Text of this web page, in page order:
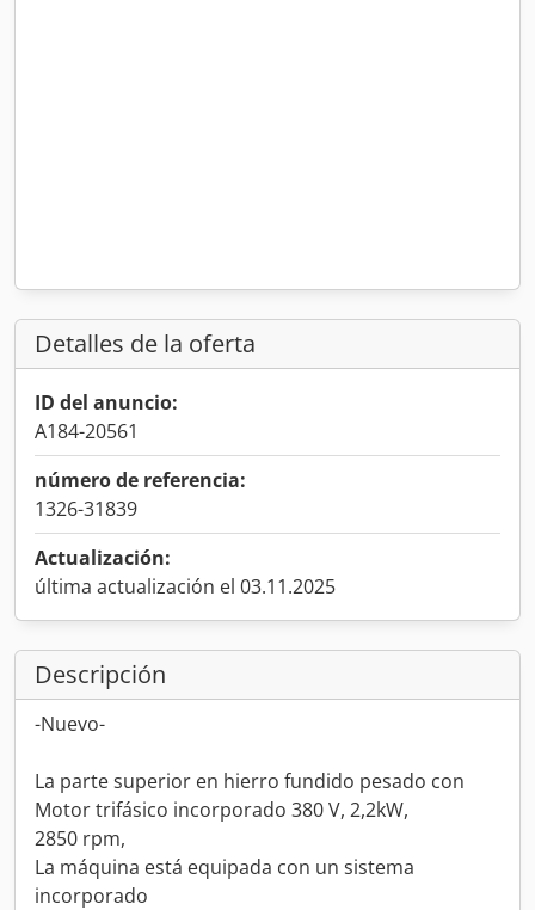
Detalles de la oferta
ID del anuncio:
A184-20561
número de referencia:
1326-31839
Actualización:
última actualización el 03.11.2025
Descripción
-Nuevo-
La parte superior en hierro fundido pesado con
Motor trifásico incorporado 380 V, 2,2kW,
2850 rpm,
La máquina está equipada con un sistema
incorporado